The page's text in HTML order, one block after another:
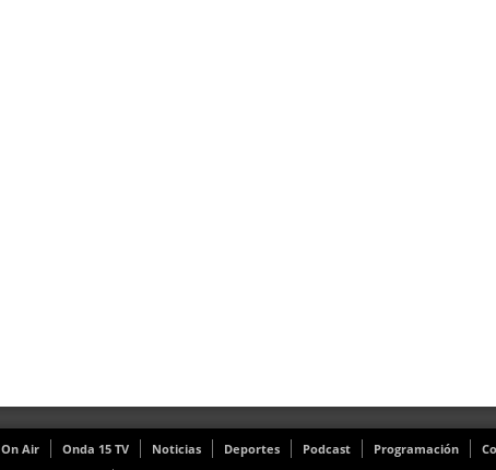
On Air Onda 15 TV Noticias Deportes Podcast Programación